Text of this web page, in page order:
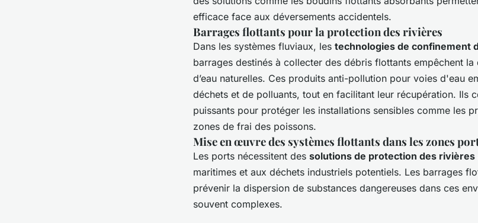
efficace face aux déversements accidentels.
Barrages flottants pour la protection des rivières
Dans les systèmes fluviaux, les technologies de confinement
barrages destinés à collecter des débris flottants empêchent
d’eau naturelles. Ces produits anti-pollution pour voies d'eau
déchets et de polluants, tout en facilitant leur récupération. Ils
puissants pour protéger les installations sensibles comme les
zones de frai des poissons.
Mise en œuvre des systèmes flottants dans les zones
Les ports nécessitent des solutions de protection des rivières
maritimes et aux déchets industriels potentiels. Les barrages
prévenir la dispersion de substances dangereuses dans ces
souvent complexes.